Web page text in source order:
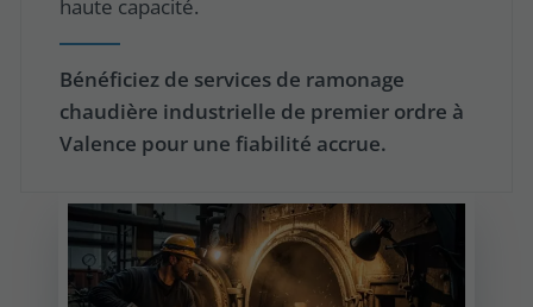
haute capacité.
Bénéficiez de services de ramonage
chaudière industrielle de premier ordre à
Valence pour une fiabilité accrue.